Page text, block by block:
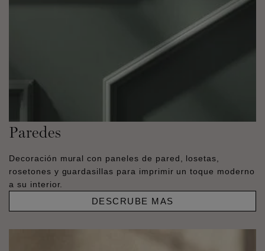
Paredes
Decoración mural con paneles de pared, losetas,
rosetones y guardasillas para imprimir un toque moderno
a su interior.
DESCRUBE MAS